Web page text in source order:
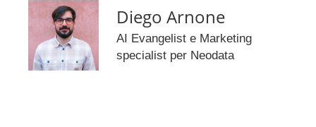
Diego Arnone
AI Evangelist e Marketing
specialist per Neodata